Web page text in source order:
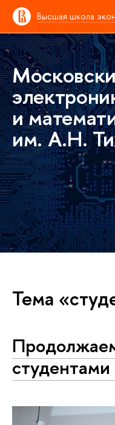
Высшая школа
и
им. А.Н.
Тема